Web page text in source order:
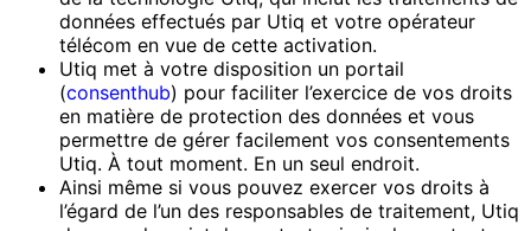
données effectués par Utiq et votre opérateur
télécom en vue de cette activation.
Utiq met à votre disposition un portail
(consenthub) pour faciliter l’exercice de vos droits
en matière de protection des données et vous
permettre de gérer facilement vos consentements
Utiq. À tout moment. En un seul endroit.
Ainsi même si vous pouvez exercer vos droits à
l’égard de l’un des responsables de traitement, Utiq